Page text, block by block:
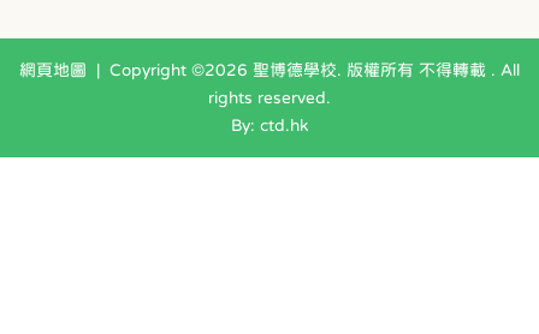
網頁地圖 | Copyright ©2026 聖博德學校. 版權所有 不得轉載 . All
rights reserved.
By: ctd.hk